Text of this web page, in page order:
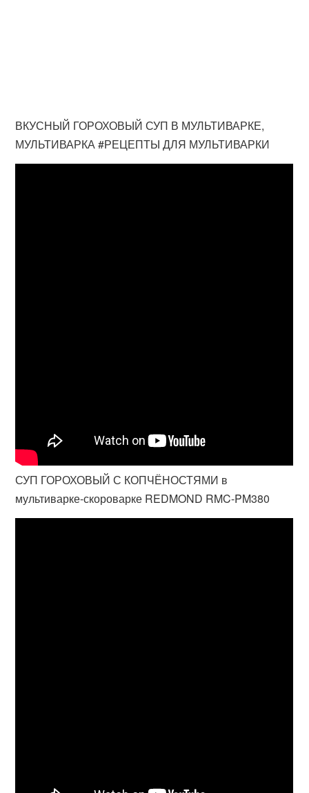
ВКУСНЫЙ ГОРОХОВЫЙ СУП В МУЛЬТИВАРКЕ,
МУЛЬТИВАРКА #РЕЦЕПТЫ ДЛЯ МУЛЬТИВАРКИ
СУП ГОРОХОВЫЙ С КОПЧЁНОСТЯМИ в
мультиварке-скороварке REDMOND RMC-PM380